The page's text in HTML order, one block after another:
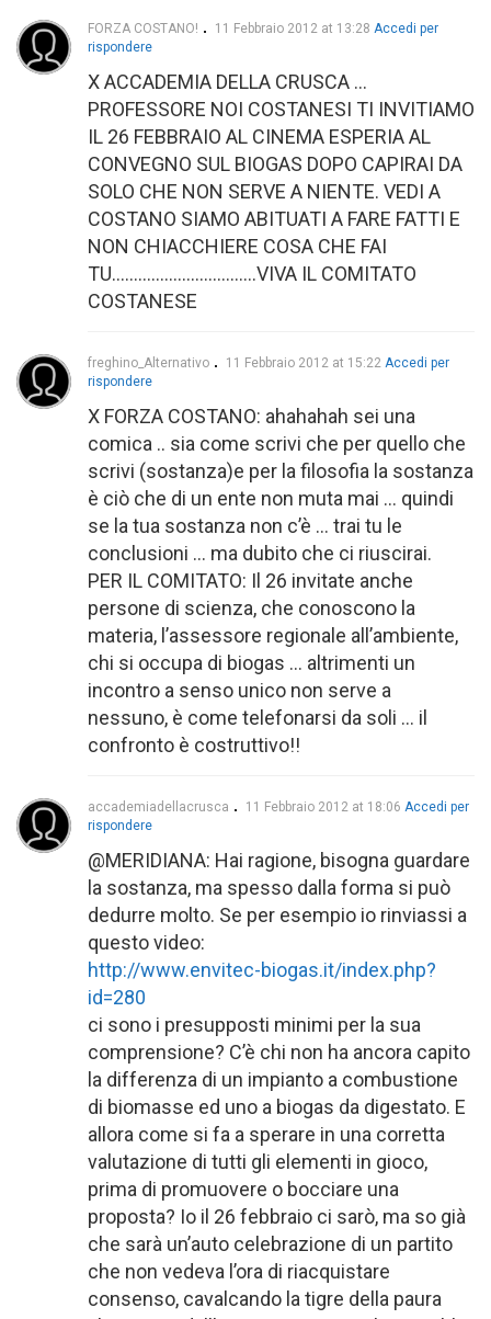
FORZA COSTANO! 11 Febbraio 2012 at 13:28 Accedi per
rispondere
X ACCADEMIA DELLA CRUSCA …
PROFESSORE NOI COSTANESI TI INVITIAMO
IL 26 FEBBRAIO AL CINEMA ESPERIA AL
CONVEGNO SUL BIOGAS DOPO CAPIRAI DA
SOLO CHE NON SERVE A NIENTE. VEDI A
COSTANO SIAMO ABITUATI A FARE FATTI E
NON CHIACCHIERE COSA CHE FAI
TU……………………………VIVA IL COMITATO
COSTANESE
freghino_Alternativo 11 Febbraio 2012 at 15:22 Accedi per
rispondere
X FORZA COSTANO: ahahahah sei una
comica .. sia come scrivi che per quello che
scrivi (sostanza)e per la filosofia la sostanza
è ciò che di un ente non muta mai … quindi
se la tua sostanza non c’è … trai tu le
conclusioni … ma dubito che ci riuscirai.
PER IL COMITATO: Il 26 invitate anche
persone di scienza, che conoscono la
materia, l’assessore regionale all’ambiente,
chi si occupa di biogas … altrimenti un
incontro a senso unico non serve a
nessuno, è come telefonarsi da soli … il
confronto è costruttivo!!
accademiadellacrusca 11 Febbraio 2012 at 18:06 Accedi per
rispondere
@MERIDIANA: Hai ragione, bisogna guardare
la sostanza, ma spesso dalla forma si può
dedurre molto. Se per esempio io rinviassi a
questo video:
http://www.envitec-biogas.it/index.php?
id=280
ci sono i presupposti minimi per la sua
comprensione? C’è chi non ha ancora capito
la differenza di un impianto a combustione
di biomasse ed uno a biogas da digestato. E
allora come si fa a sperare in una corretta
valutazione di tutti gli elementi in gioco,
prima di promuovere o bocciare una
proposta? Io il 26 febbraio ci sarò, ma so già
che sarà un’auto celebrazione di un partito
che non vedeva l’ora di riacquistare
consenso, cavalcando la tigre della paura